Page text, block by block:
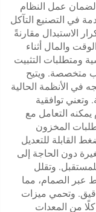
عمل النظام
في التصنيع التآكل
الاستبدال مقارنةً
والمال أثناء
ومتطلبات التثبيت
متخصصة. ويتيح
في الأنظمة الحالية
وتعني توافقية
يمكنه التعامل مع
المخزون
القابلة للتعديل
دون الحاجة إلى
وتقلل
عبر الصمام، مما
وتحمي ميزات
من المعدات